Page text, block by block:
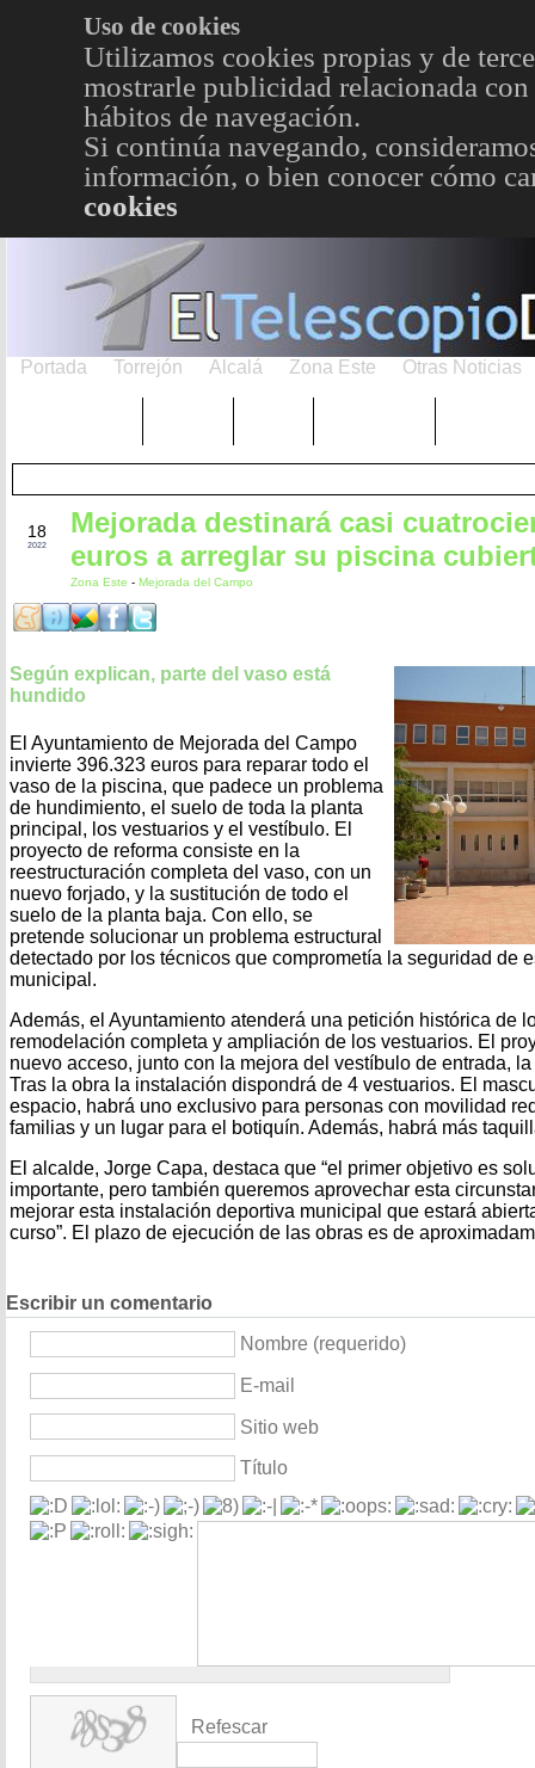
Uso de cookies
Utilizamos cookies propias y de
mostrarle publicidad relacionada
hábitos de navegación.
Si continúa navegando,
información, o bien conocer cómo
cookies
Portada Torrejón Alcalá Zona Este Otras Noticias
18
2022
Mejorada destinará casi
euros a arreglar su piscina
Zona Este - Mejorada del Campo
Según explican, parte del vaso está
hundido
El Ayuntamiento de Mejorada del Campo
invierte 396.323 euros para reparar todo el
vaso de la piscina, que padece un problema
de hundimiento, el suelo de toda la planta
principal, los vestuarios y el vestíbulo. El
proyecto de reforma consiste en la
reestructuración completa del vaso, con un
nuevo forjado, y la sustitución de todo el
suelo de la planta baja. Con ello, se
pretende solucionar un problema estructural
detectado por los técnicos que comprometía la seguridad de
municipal.
Además, el Ayuntamiento atenderá una petición histórica de
remodelación completa y ampliación de los vestuarios. El
nuevo acceso, junto con la mejora del vestíbulo de entrada,
Tras la obra la instalación dispondrá de 4 vestuarios. El
espacio, habrá uno exclusivo para personas con movilidad
familias y un lugar para el botiquín. Además, habrá más
El alcalde, Jorge Capa, destaca que “el primer objetivo es
importante, pero también queremos aprovechar esta
mejorar esta instalación deportiva municipal que estará
curso”. El plazo de ejecución de las obras es de
Escribir un comentario
Nombre (requerido)
E-mail
Sitio web
Título
Refescar